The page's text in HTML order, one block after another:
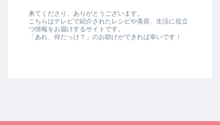
来てくださり、ありがとうございます。
こちらはテレビで紹介されたレシピや美容、生活に役立
つ情報をお届けするサイトです。
「あれ、何だっけ？」のお助けができれば幸いです！